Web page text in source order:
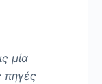
μία
πηγές